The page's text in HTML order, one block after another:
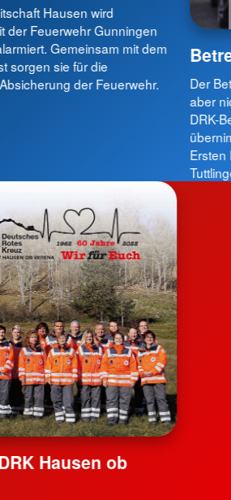
Hausen wird
der Feuerwehr Gunningen
Gemeinsam mit dem
sorgen sie für die
der Feuerwehr.
Der
aber
DRK-
Ersten
Hausen ob